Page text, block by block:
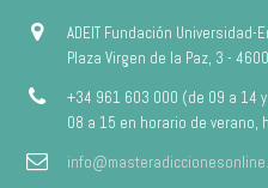
ADEIT Fundación
Plaza Virgen de la Paz, 3 -
+34 961 603 000 (de 09 a 14
08 a 15 en horario de verano,